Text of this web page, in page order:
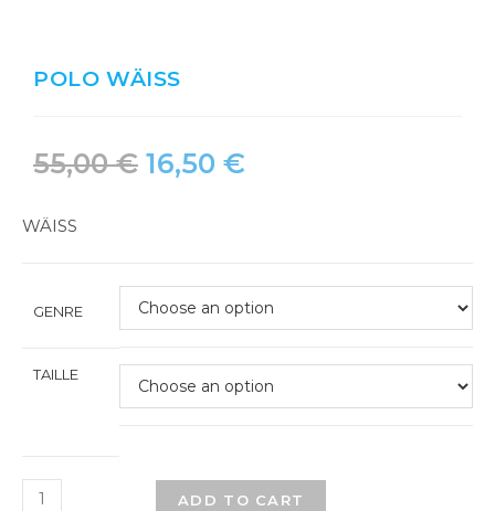
POLO WÄISS
55,00€ 16,50 €
WÄISS
GENRE
TAILLE
ADD TO CART